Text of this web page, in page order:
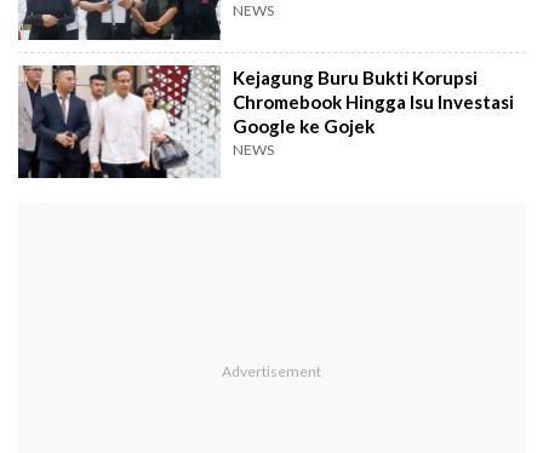
Kenapa?
NEWS
Kejagung Buru Bukti Korupsi
Chromebook Hingga Isu Investasi
Google ke Gojek
NEWS